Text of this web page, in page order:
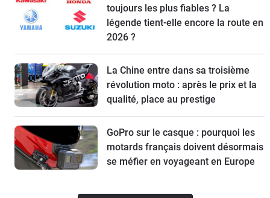
toujours les plus fiables ? La
légende tient-elle encore la route en
2026 ?
La Chine entre dans sa troisième
révolution moto : après le prix et la
qualité, place au prestige
GoPro sur le casque : pourquoi les
motards français doivent désormais
se méfier en voyageant en Europe